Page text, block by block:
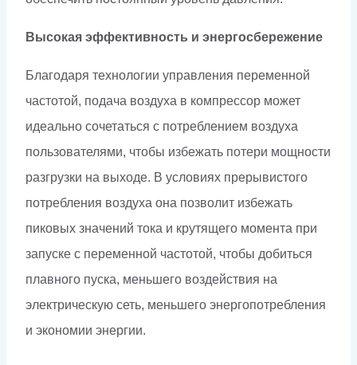
Высокая эффективность и энергосбережение
Благодаря технологии управления переменной
частотой, подача воздуха в компрессор может
идеально сочетаться с потреблением воздуха
пользователями, чтобы избежать потери мощности
разгрузки на выходе. В условиях прерывистого
потребления воздуха она позволит избежать
пиковых значений тока и крутящего момента при
запуске с переменной частотой, чтобы добиться
плавного пуска, меньшего воздействия на
электрическую сеть, меньшего энергопотребления
и экономии энергии.